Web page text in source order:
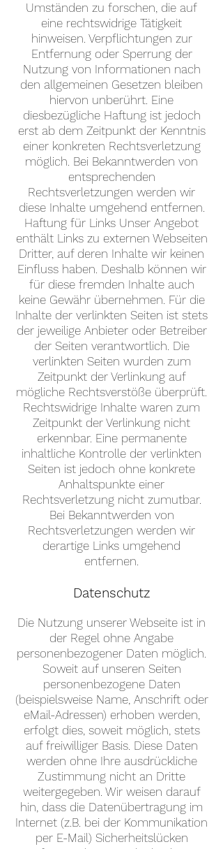
Umständen zu forschen, die auf
eine rechtswidrige Tätigkeit
hinweisen. Verpflichtungen zur
Entfernung oder Sperrung der
Nutzung von Informationen nach
den allgemeinen Gesetzen bleiben
hiervon unberührt. Eine
diesbezügliche Haftung ist jedoch
erst ab dem Zeitpunkt der Kenntnis
einer konkreten Rechtsverletzung
möglich. Bei Bekanntwerden von
entsprechenden
Rechtsverletzungen werden wir
diese Inhalte umgehend entfernen.
Haftung für Links Unser Angebot
enthält Links zu externen Webseiten
Dritter, auf deren Inhalte wir keinen
Einfluss haben. Deshalb können wir
für diese fremden Inhalte auch
keine Gewähr übernehmen. Für die
Inhalte der verlinkten Seiten ist stets
der jeweilige Anbieter oder Betreiber
der Seiten verantwortlich. Die
verlinkten Seiten wurden zum
Zeitpunkt der Verlinkung auf
mögliche Rechtsverstöße überprüft.
Rechtswidrige Inhalte waren zum
Zeitpunkt der Verlinkung nicht
erkennbar. Eine permanente
inhaltliche Kontrolle der verlinkten
Seiten ist jedoch ohne konkrete
Anhaltspunkte einer
Rechtsverletzung nicht zumutbar.
Bei Bekanntwerden von
Rechtsverletzungen werden wir
derartige Links umgehend
entfernen.
Datenschutz
Die Nutzung unserer Webseite ist in
der Regel ohne Angabe
personenbezogener Daten möglich.
Soweit auf unseren Seiten
personenbezogene Daten
(beispielsweise Name, Anschrift oder
eMail-Adressen) erhoben werden,
erfolgt dies, soweit möglich, stets
auf freiwilliger Basis. Diese Daten
werden ohne Ihre ausdrückliche
Zustimmung nicht an Dritte
weitergegeben. Wir weisen darauf
hin, dass die Datenübertragung im
Internet (z.B. bei der Kommunikation
per E-Mail) Sicherheitslücken